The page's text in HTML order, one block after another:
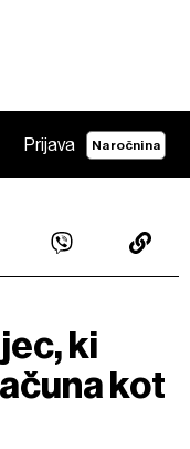
Prijava Naročnina
ki
kot